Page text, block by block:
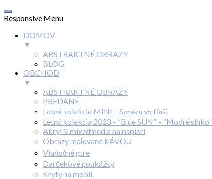
Responsive Menu
DOMOV
▼
ABSTRAKTNÉ OBRAZY
BLOG
OBCHOD
▼
ABSTRAKTNÉ OBRAZY
PREDANÉ
Letná kolekcia MINI – Správa vo fľaši
Letná kolekcia 2023 – “Blue SUN” – “Modré slnko”
Akryl & mixedmedia na papieri
Obrazy maľované KÁVOU
Vianočné gule
Darčekové poukážky
Kryty na mobil